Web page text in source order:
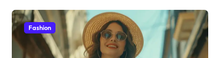
Fashion